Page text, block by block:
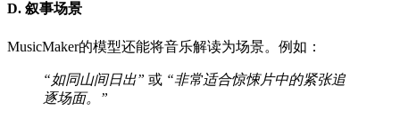
D. 叙事场景
MusicMaker的模型还能将音乐解读为场景。例如：
“如同山间日出” 或 “非常适合惊悚片中的紧张追
逐场面。”